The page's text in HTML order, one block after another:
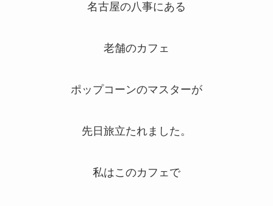
名古屋の八事にある
老舗のカフェ
ポップコーンのマスターが
先日旅立たれました。
私はこのカフェで